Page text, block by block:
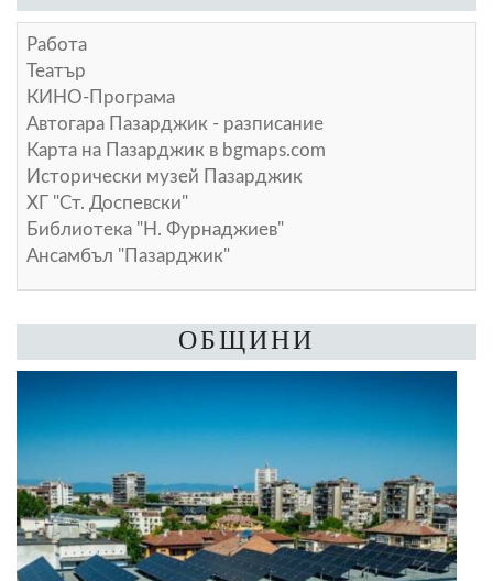
Работа
Театър
КИНО-Програма
Автогара Пазарджик - разписание
Карта на Пазарджик в bgmaps.com
Исторически музей Пазарджик
ХГ "Ст. Доспевски"
Библиотека "Н. Фурнаджиев"
Ансамбъл "Пазарджик"
ОБЩИНИ